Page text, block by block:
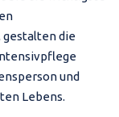
die
und
Lebens.